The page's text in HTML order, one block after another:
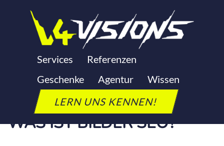
Services
Referenzen
Geschenke
Agentur
Wissen
LERN UNS KENNEN!
BILDER SEO
Letzte Aktualisierung: 24. September 2025
WAS IST BILDER SEO?